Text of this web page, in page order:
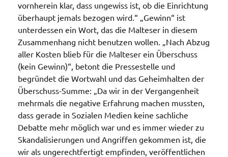
vornherein klar, dass ungewiss ist, ob die Einrichtung
überhaupt jemals bezogen wird.“ „Gewinn“ ist
unterdessen ein Wort, das die Malteser in diesem
Zusammenhang nicht benutzen wollen. „Nach Abzug
aller Kosten blieb für die Malteser ein Überschuss
(kein Gewinn)“, betont die Pressestelle und
begründet die Wortwahl und das Geheimhalten der
Überschuss-Summe: „Da wir in der Vergangenheit
mehrmals die negative Erfahrung machen mussten,
dass gerade in Sozialen Medien keine sachliche
Debatte mehr möglich war und es immer wieder zu
Skandalisierungen und Angriffen gekommen ist, die
wir als ungerechtfertigt empfinden, veröffentlichen